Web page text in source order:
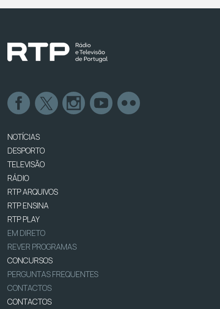
NOTÍCIAS
DESPORTO
TELEVISÃO
RÁDIO
RTP ARQUIVOS
RTP ENSINA
RTP PLAY
EM DIRETO
REVER PROGRAMAS
CONCURSOS
PERGUNTAS FREQUENTES
CONTACTOS
CONTACTOS